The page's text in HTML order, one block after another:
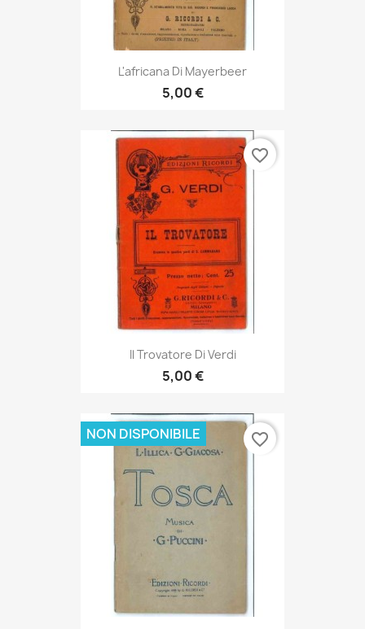
L'africana Di Mayerbeer
5,00 €
Il Trovatore Di Verdi
5,00 €
favorite_border
NON DISPONIBILE favorite_border